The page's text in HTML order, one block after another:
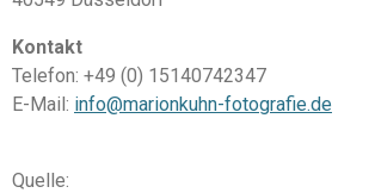
Kontakt
Telefon: +49 (0) 15140742347
E-Mail: info@marionkuhn-fotografie.de
Quelle: